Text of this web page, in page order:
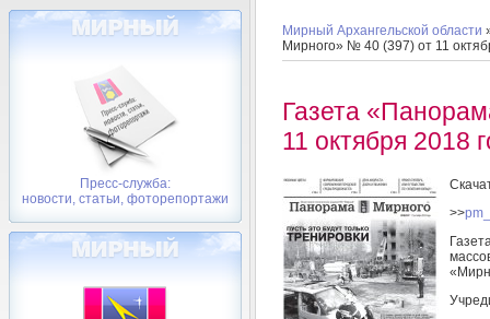
Пресс-служба:
новости, статьи, фоторепортажи
Мирный Архангельской области
Мирного» № 40 (397) от 11
Газета
11 октября 2018
>>